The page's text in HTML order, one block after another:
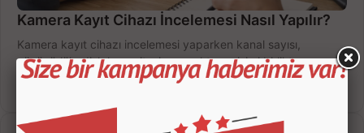
Kamera Kayıt Cihazı İncelemesi Nasıl Yapılır?
Kamera kayıt cihazı incelemesi yaparken kanal sayısı,
çözünürlük, disk kapasitesi ve uzaktan erişimi birlikte
değerlendirin; bütçenizi doğru yönetin.